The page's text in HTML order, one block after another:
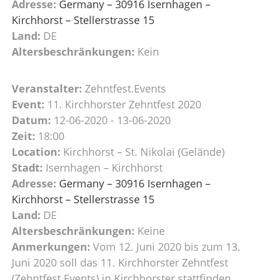
Adresse: Germany – 30916 Isernhagen –
Kirchhorst – Stellerstrasse 15
Land: DE
Altersbeschränkungen: Kein
Veranstalter: Zehntfest.Events
Event: 11. Kirchhorster Zehntfest 2020
Datum: 12-06-2020 - 13-06-2020
Zeit: 18:00
Location: Kirchhorst – St. Nikolai (Gelände)
Stadt: Isernhagen – Kirchhorst
Adresse: Germany – 30916 Isernhagen –
Kirchhorst – Stellerstrasse 15
Land: DE
Altersbeschränkungen: Keine
Anmerkungen: Vom 12. Juni 2020 bis zum 13.
Juni 2020 soll das 11. Kirchhorster Zehntfest